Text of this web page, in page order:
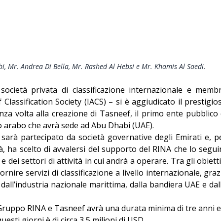
Mr. Andrea Di Bella, Mr. Rashed Al Hebsi e Mr. Khamis Al Saedi.
privata di classificazione internazionale e
Society (IACS) – si è aggiudicato il
volta alla creazione di Tasneef, il primo ente pubblico
che avrà sede ad Abu Dhabi (UAE).
partecipato da società governative degli Emirati e,
scelto di avvalersi del supporto del RINA che lo
dei settori di attività in cui andrà a operare. Tra gli
servizi di classificazione a livello internazionale,
nazionale marittima, dalla bandiera UAE e
RINA e Tasneef avrà una durata minima di tre anni